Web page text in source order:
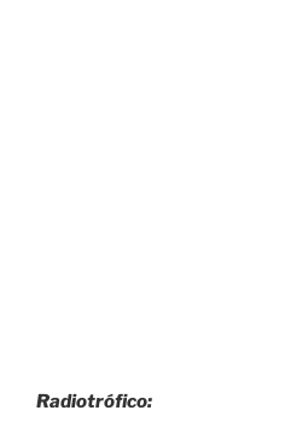
Radiotrófico: